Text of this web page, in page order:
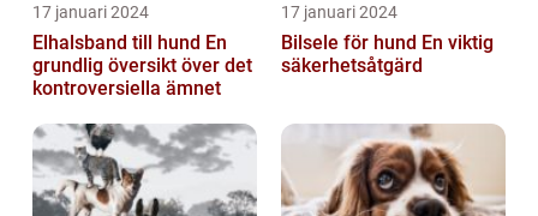
17 januari 2024
Elhalsband till hund En
grundlig översikt över det
kontroversiella ämnet
17 januari 2024
Bilsele för hund En viktig
säkerhetsåtgärd